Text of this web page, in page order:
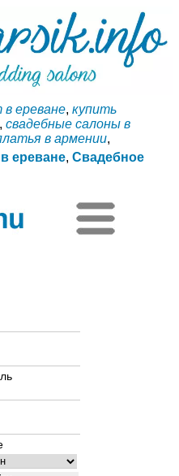
ереване, купить
, свадебные салоны в
в армении,
ереване, Свадебное